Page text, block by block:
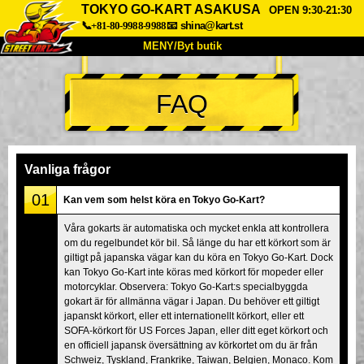
TOKYO GO-KART ASAKUSA
OPEN 9:30-21:30
📞+81-80-9988-9988📧 shina@kart.st
MENY/Byt butik
HEM
Om oss Specifikationer Pris
Företag
Tokyo Shinagawa Tokyo Akihabara#1
Tokyo Akihabara#2 Tokyo Shibuya
Tokyo Shibuya Annex Tokyo Bay
Tokyo Asakusa Osaka
Okinawa
FAQ
Vanliga frågor
01 Kan vem som helst köra en Tokyo Go-Kart?
Våra gokarts är automatiska och mycket enkla att kontrollera
om du regelbundet kör bil. Så länge du har ett körkort som är
giltigt på japanska vägar kan du köra en Tokyo Go-Kart. Dock
kan Tokyo Go-Kart inte köras med körkort för mopeder eller
motorcyklar. Observera: Tokyo Go-Kart:s specialbyggda
gokart är för allmänna vägar i Japan. Du behöver ett giltigt
japanskt körkort, eller ett internationellt körkort, eller ett
SOFA-körkort för US Forces Japan, eller ditt eget körkort och
en officiell japansk översättning av körkortet om du är från
Schweiz, Tyskland, Frankrike, Taiwan, Belgien, Monaco. Kom